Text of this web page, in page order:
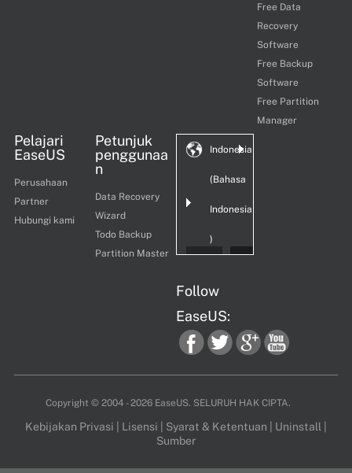
Free Data
Recovery
Software
Free Backup
Software
Free Partition
Manager
Pelajari
EaseUS
Perusahaan
Partner
Hubungi kami
Petunjuk
penggunaa
n
Data Recovery
Wizard
Todo Backup
Partition Master
Indonesia
(Bahasa
Indonesia
)
Follow
EaseUS:
fac twi goo you
Copyright © 2004 - 2026 EaseUS. SELURUH HAK CIPTA.
Kebijakan Privasi Lisensi Syarat & Ketentuan Uninstall
Sumber